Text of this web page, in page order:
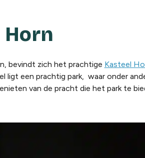
bevindt zich het prachtige Kasteel
ligt een prachtig park, waar onder
van de pracht die het park te